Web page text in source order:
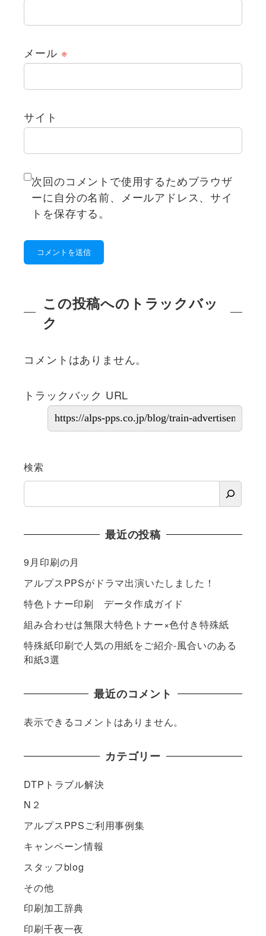
メール ※
サイト
次回のコメントで使用するためブラウザ
ーに自分の名前、メールアドレス、サイ
トを保存する。
この投稿へのトラックバッ
ク
コメントはありません。
トラックバック URL
検索
最近の投稿
9月印刷の月
アルプスPPSがドラマ出演いたしました！
特色トナー印刷 データ作成ガイド
組み合わせは無限大特色トナー×色付き特殊紙
特殊紙印刷で人気の用紙をご紹介-風合いのある
和紙3選
最近のコメント
表示できるコメントはありません。
カテゴリー
DTPトラブル解決
N２
アルプスPPSご利用事例集
キャンペーン情報
スタッフblog
その他
印刷加工辞典
印刷千夜一夜